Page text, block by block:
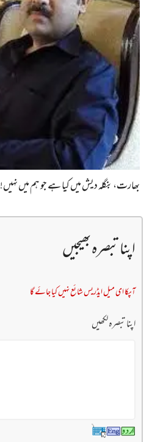
بھارت، بنگلہ دیش میں کیا ہے جو ہم میں نہیں!
اپنا تبصرہ بھیجیں
آپکا ای میل ایڈریس شائع نہیں کیا جائے گا
اپنا تبصرہ لکھیں